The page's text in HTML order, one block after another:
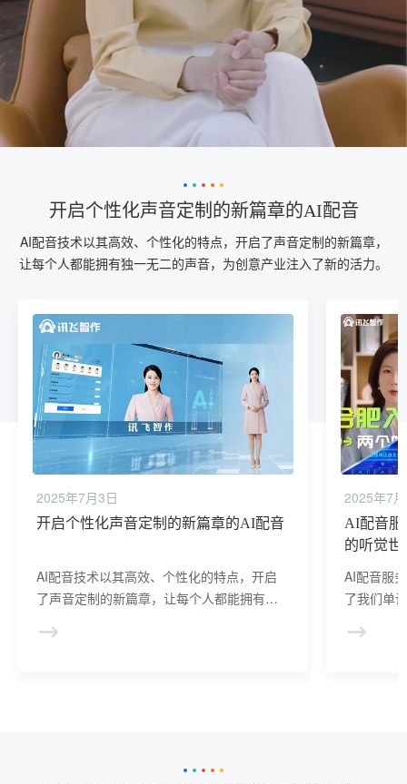
开启个性化声音定制的新篇章的AI配音
AI配音技术以其高效、个性化的特点，开启了声音定制的新篇章，
让每个人都能拥有独一无二的声音，为创意产业注入了新的活力。
2025年7月3日
开启个性化声音定制的新篇章的AI配音
AI配音技术以其高效、个性化的特点，开启
了声音定制的新篇章，让每个人都能拥有独
力。
2025年7
AI配音服
的听觉世
AI配音服
了我们单
乐趣和想